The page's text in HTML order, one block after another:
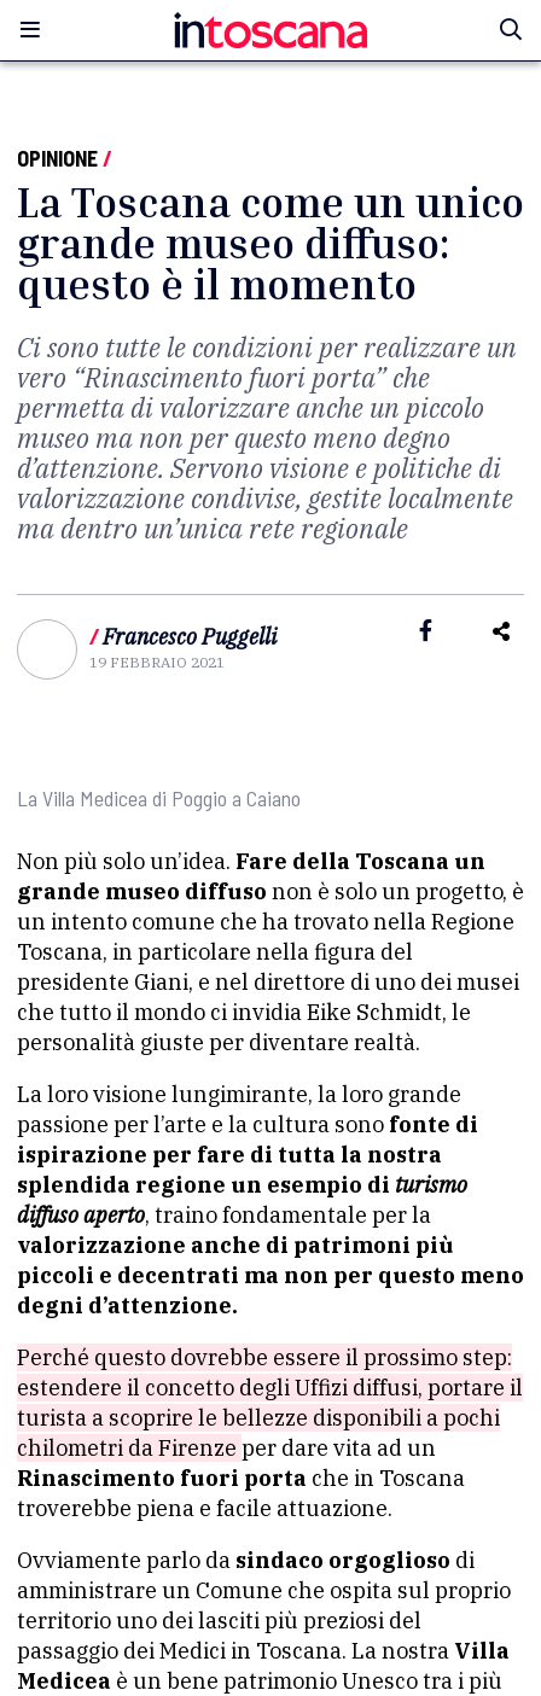
OPINIONE/
La Toscana come un unico
grande museo diffuso:
questo è il momento
Ci sono tutte le condizioni per realizzare un
vero “Rinascimento fuori porta” che
permetta di valorizzare anche un piccolo
museo ma non per questo meno degno
d’attenzione. Servono visione e politiche di
valorizzazione condivise, gestite localmente
ma dentro un’unica rete regionale
/Francesco Puggelli
19 FEBBRAIO 2021
La Villa Medicea di Poggio a Caiano
Non più solo un’idea. Fare della Toscana un
grande museo diffuso non è solo un progetto, è
un intento comune che ha trovato nella Regione
Toscana, in particolare nella figura del
presidente Giani, e nel direttore di uno dei musei
che tutto il mondo ci invidia Eike Schmidt, le
personalità giuste per diventare realtà.
La loro visione lungimirante, la loro grande
passione per l’arte e la cultura sono fonte di
ispirazione per fare di tutta la nostra
splendida regione un esempio di turismo
diffuso aperto, traino fondamentale per la
valorizzazione anche di patrimoni più
piccoli e decentrati ma non per questo meno
degni d’attenzione.
Perché questo dovrebbe essere il prossimo step:
estendere il concetto degli Uffizi diffusi, portare il
turista a scoprire le bellezze disponibili a pochi
chilometri da Firenze per dare vita ad un
Rinascimento fuori porta che in Toscana
troverebbe piena e facile attuazione.
Ovviamente parlo da sindaco orgoglioso di
amministrare un Comune che ospita sul proprio
territorio uno dei lasciti più preziosi del
passaggio dei Medici in Toscana. La nostra Villa
Medicea è un bene patrimonio Unesco tra i più